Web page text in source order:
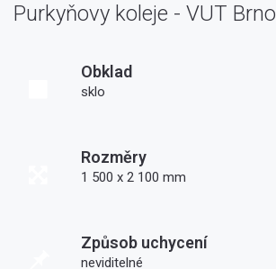
Purkyňovy koleje - VUT Brno
Obklad
sklo
Rozměry
1 500 x 2 100 mm
Způsob uchycení
neviditelné